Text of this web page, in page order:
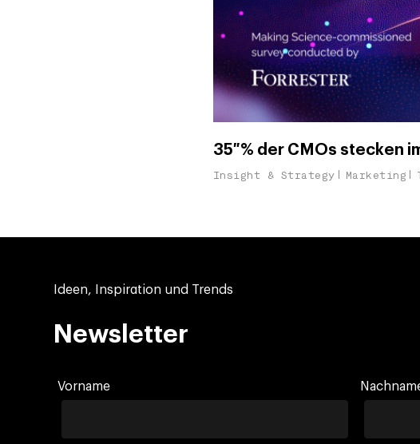
35 % der CMOs stecken
Insight & Strategy Marketing
Ideen, Inspiration und Trends
Newsletter
Vorname